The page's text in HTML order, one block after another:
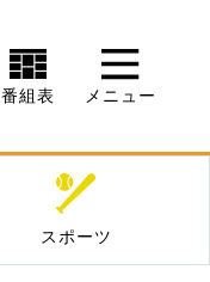
番組表 メニュー
スポーツ